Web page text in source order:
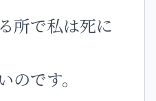
所で私は死に
のです。